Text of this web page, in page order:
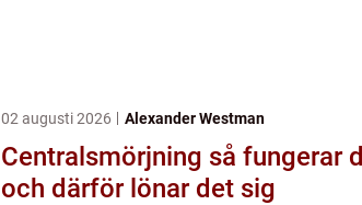
02 augusti 2026 Alexander Westman
Centralsmörjning så fungerar det
och därför lönar det sig